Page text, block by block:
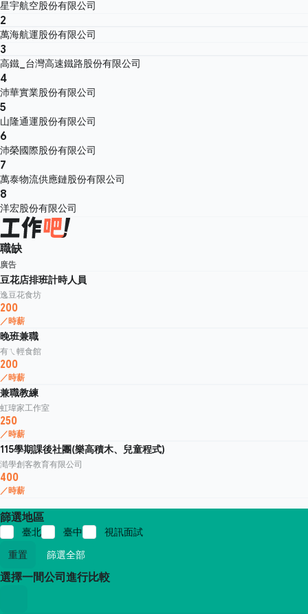
星宇航空股份有限公司
2
萬海航運股份有限公司
3
高鐵_台灣高速鐵路股份有限公司
4
沛華實業股份有限公司
5
山隆通運股份有限公司
6
沛榮國際股份有限公司
7
萬泰物流供應鏈股份有限公司
8
洋宏股份有限公司
職缺
廣告
豆花店排班計時人員
逸豆花食坊
200
／時薪
晚班兼職
有ㄟ輕食館
200
／時薪
兼職教練
虹瑋家工作室
250
／時薪
115學期課後社團(樂高積木、兒童程式)
澔學創客教育有限公司
400
／時薪
篩選地區
臺北 臺中
視訊面試
重置
篩選全部
選擇一間公司進行比較